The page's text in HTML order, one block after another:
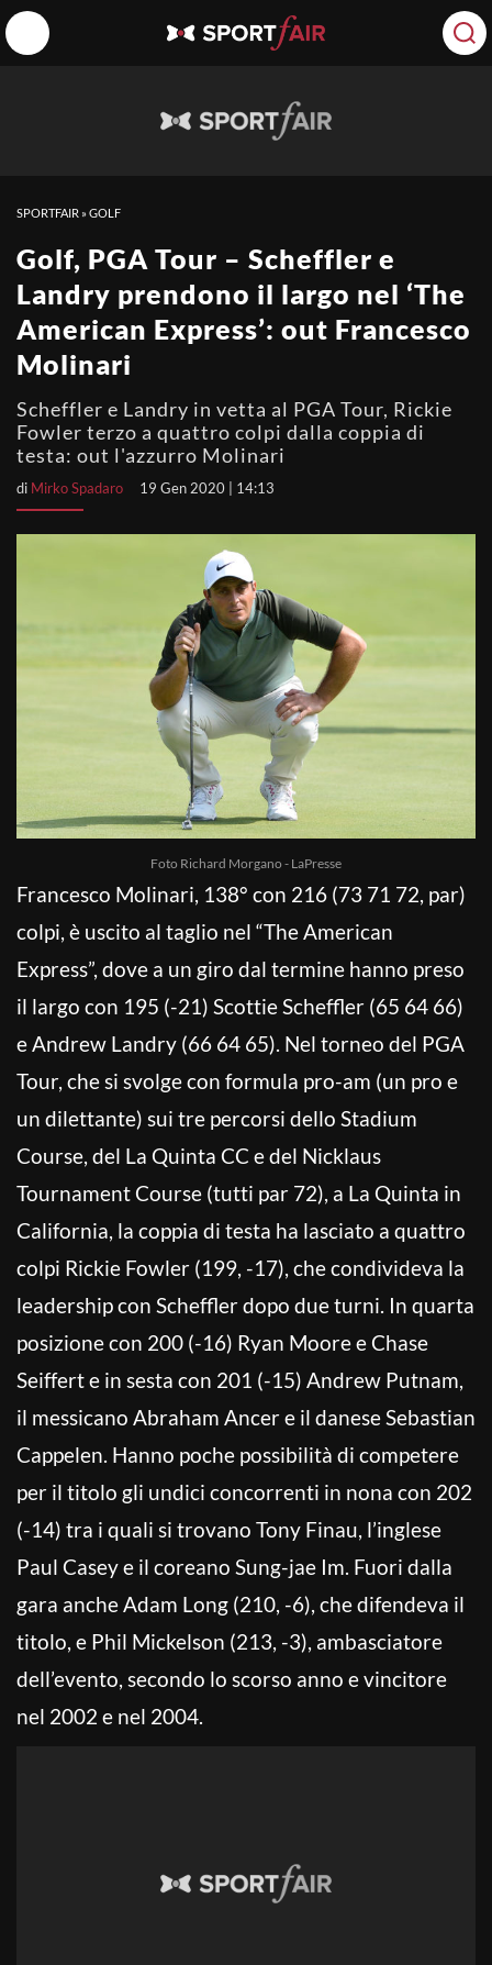
SPORTFAIR »GOLF
Golf, PGA Tour – Scheffler e
Landry prendono il largo nel ‘The
American Express’: out Francesco
Molinari
Scheffler e Landry in vetta al PGA Tour, Rickie
Fowler terzo a quattro colpi dalla coppia di
testa: out l'azzurro Molinari
di Mirko Spadaro 19 Gen 2020 | 14:13
Foto Richard Morgano - LaPresse
Francesco Molinari, 138° con 216 (73 71 72, par)
colpi, è uscito al taglio nel “The American
Express”, dove a un giro dal termine hanno preso
il largo con 195 (-21) Scottie Scheffler (65 64 66)
e Andrew Landry (66 64 65). Nel torneo del PGA
Tour, che si svolge con formula pro-am (un pro e
un dilettante) sui tre percorsi dello Stadium
Course, del La Quinta CC e del Nicklaus
Tournament Course (tutti par 72), a La Quinta in
California, la coppia di testa ha lasciato a quattro
colpi Rickie Fowler (199, -17), che condivideva la
leadership con Scheffler dopo due turni. In quarta
posizione con 200 (-16) Ryan Moore e Chase
Seiffert e in sesta con 201 (-15) Andrew Putnam,
il messicano Abraham Ancer e il danese Sebastian
Cappelen. Hanno poche possibilità di competere
per il titolo gli undici concorrenti in nona con 202
(-14) tra i quali si trovano Tony Finau, l’inglese
Paul Casey e il coreano Sung-jae Im. Fuori dalla
gara anche Adam Long (210, -6), che difendeva il
titolo, e Phil Mickelson (213, -3), ambasciatore
dell’evento, secondo lo scorso anno e vincitore
nel 2002 e nel 2004.